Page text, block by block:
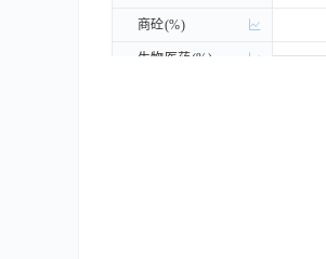
商砼(%)
生物医药(%)
商砼(%)
生物医药(%)